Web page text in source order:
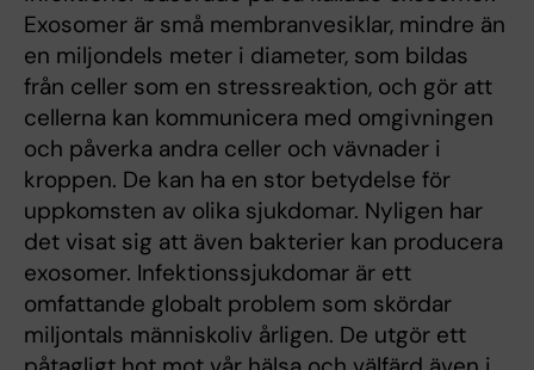
Exosomer är små membranvesiklar, mindre än
en miljondels meter i diameter, som bildas
från celler som en stressreaktion, och gör att
cellerna kan kommunicera med omgivningen
och påverka andra celler och vävnader i
kroppen. De kan ha en stor betydelse för
uppkomsten av olika sjukdomar. Nyligen har
det visat sig att även bakterier kan producera
exosomer. Infektionssjukdomar är ett
omfattande globalt problem som skördar
miljontals människoliv årligen. De utgör ett